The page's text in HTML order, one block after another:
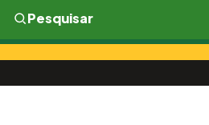
Pesquisar